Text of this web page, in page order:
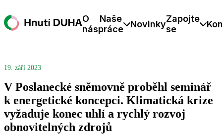
O
nás
Naše
práce
NovinkyZapojte
se
19. září 2023
V Poslanecké sněmovně proběhl seminář
k energetické koncepci. Klimatická krize
vyžaduje konec uhlí a rychlý rozvoj
obnovitelných zdrojů